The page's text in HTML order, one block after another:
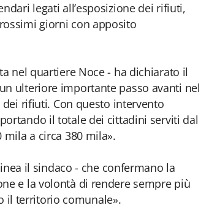
legati all’esposizione dei rifiuti,
giorni con apposito
nel quartiere Noce - ha dichiarato il
ulteriore importante passo avanti nel
rifiuti. Con questo intervento
il totale dei cittadini serviti dal
a circa 380 mila».
il sindaco - che confermano la
e la volontà di rendere sempre più
il territorio comunale».